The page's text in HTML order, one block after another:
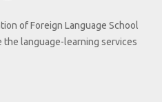
of Foreign Language School
language-learning services